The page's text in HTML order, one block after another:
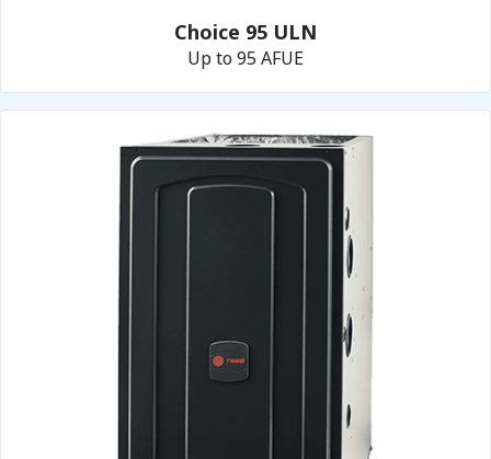
Choice 95 ULN
Up to 95 AFUE